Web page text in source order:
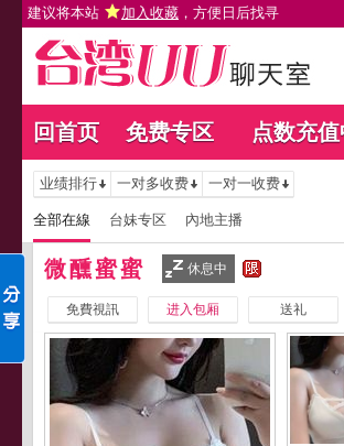
建议将本站 加入收藏 ，方便日后找寻
回首页 免费专区 点数充
业绩排行 一对多收费 一对一收费
全部在線 台妹专区 內地主播
微醺蜜蜜 休息中
免費視訊 进入包厢 送礼